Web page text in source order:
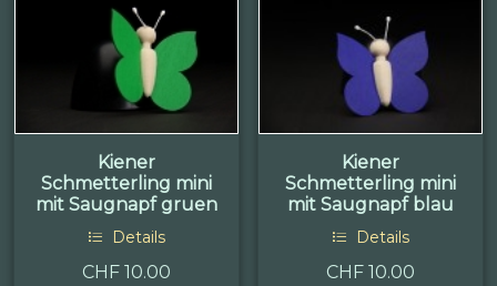
Kiener
Schmetterling mini
mit Saugnapf gruen
Details
CHF 10.00
Kiener
Schmetterling mini
mit Saugnapf blau
Details
CHF 10.00